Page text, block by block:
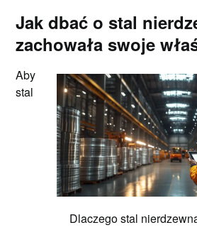
Jak dbać o stal
zachowała swoje
Dlaczego stal
Aby
stal